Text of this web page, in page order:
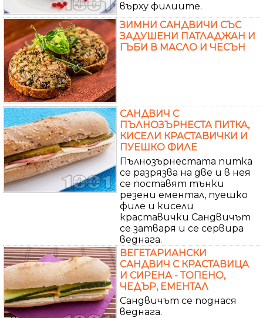
върху филиите.
ЗИМНИ САНДВИЧИ СЪС
ЗАДУШЕНИ ПАТЛАДЖАН И
ГЪБИ В МАСЛО И ЧЕСЪН
САНДВИЧ С
ПЪЛНОЗЪРНЕСТА ПИТКА,
КИСЕЛИ КРАСТАВИЧКИ И
ПУЕШКО ФИЛЕ
Пълнозърнестата питка
се разрязва на две и в нея
се поставят тънки
резени ементал, пуешко
филе и кисели
краставички Сандвичът
се затваря и се сервира
веднага.
ВЕГЕТАРИАНСКИ
САНДВИЧ С КРАСТАВИЦА
И СИРЕНА - ТОПЕНО,
ЧЕДЪР, ЕМЕНТАЛ
Сандвичът се поднася
веднага.